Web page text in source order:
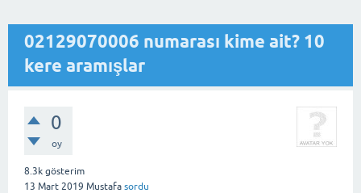
02129070006 numarası kime ait? 10
kere aramışlar
0
oy
8.3k gösterim
13 Mart 2019 Mustafa sordu